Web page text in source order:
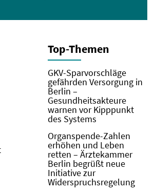
Top-Themen
GKV-Sparvorschläge
gefährden Versorgung in
Berlin –
Gesundheitsakteure
warnen vor Kipppunkt
des Systems
Organspende-Zahlen
erhöhen und Leben
retten – Ärztekammer
Berlin begrüßt neue
Initiative zur
Widerspruchsregelung